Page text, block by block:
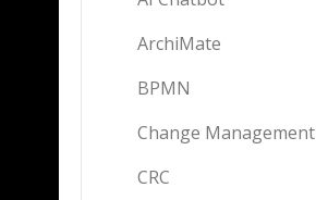
ArchiMate
BPMN
Change Management
CRC